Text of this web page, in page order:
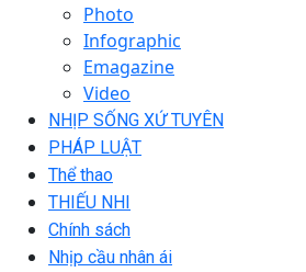
Photo
Infographic
Emagazine
Video
NHỊP SỐNG XỨ TUYÊN
PHÁP LUẬT
Thể thao
THIẾU NHI
Chính sách
Nhịp cầu nhân ái